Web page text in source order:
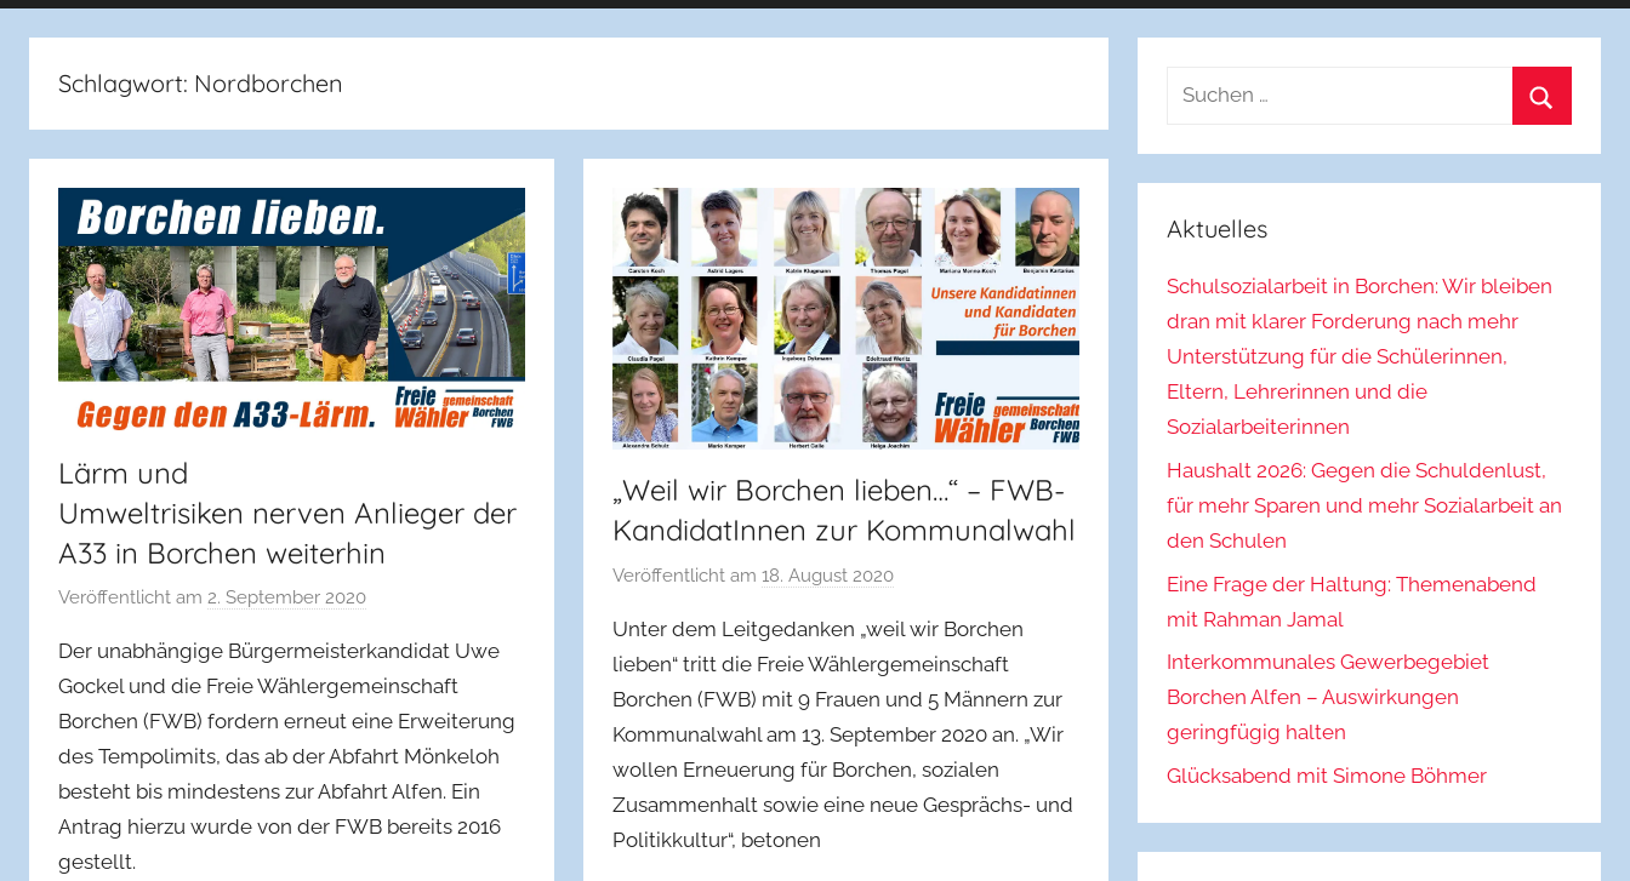
Schlagwort: Nordborchen
Lärm und
Umweltrisiken nerven Anlieger der
A33 in Borchen weiterhin
Veröffentlicht am 2. September 2020
n
f
w
b
b
o
Der unabhängige Bürgermeisterkandidat Uwe
Gockel und die Freie Wählergemeinschaft
Borchen (FWB) fordern erneut eine Erweiterung
des Tempolimits, das ab der Abfahrt Mönkeloh
besteht bis mindestens zur Abfahrt Alfen. Ein
Antrag hierzu wurde von der FWB bereits 2016
gestellt.
„Weil wir Borchen lieben…“ – FWB-
KandidatInnen zur Kommunalwahl
Veröffentlicht am18. August 2020
n
f
w
b
b
o
Unter dem Leitgedanken „weil wir Borchen
lieben“ tritt die Freie Wählergemeinschaft
Borchen (FWB) mit 9 Frauen und 5 Männern zur
Kommunalwahl am 13. September 2020 an. „Wir
wollen Erneuerung für Borchen, sozialen
Zusammenhalt sowie eine neue Gesprächs- und
Politik­kultur“, betonen
Suchen
Aktuelles
Schulsozialarbeit in Borchen: Wir bleiben
dran mit klarer Forderung nach mehr
Unterstützung für die Schülerinnen,
Eltern, Lehrerinnen und die
Sozialarbeiterinnen
Haushalt 2026: Gegen die Schuldenlust,
für mehr Sparen und mehr Sozialarbeit an
den Schulen
Eine Frage der Haltung: Themenabend
mit Rahman Jamal
Interkommunales Gewerbegebiet
Borchen Alfen – Auswirkungen
geringfügig halten
Glücksabend mit Simone Böhmer